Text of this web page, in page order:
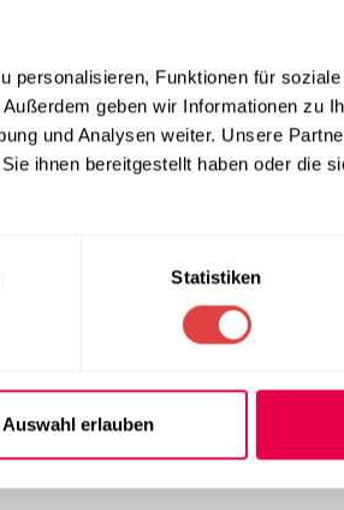
personalisieren, Funktionen für
geben wir Informationen zu
und Analysen weiter. Unsere
ihnen bereitgestellt haben oder die
Statistiken
Auswahl erlauben